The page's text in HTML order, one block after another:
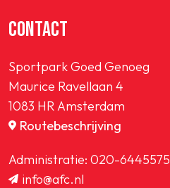
CONTACT
Sportpark Goed Genoeg
Maurice Ravellaan 4
1083 HR Amsterdam
Routebeschrijving
Administratie: 020-6445575
info@afc.nl